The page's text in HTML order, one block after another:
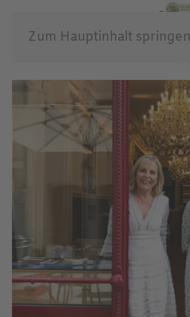
Zum Hauptinhalt springen